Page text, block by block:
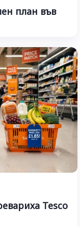
план във
Tesco